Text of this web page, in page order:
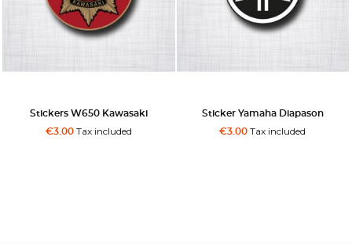
Sticker Yamaha Diapason
€3.00Tax included
Sticker Thrills Spills